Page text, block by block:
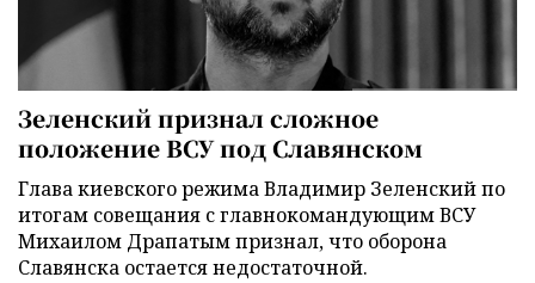
Зеленский признал сложное
положение ВСУ под Славянском
Глава киевского режима Владимир Зеленский по
итогам совещания с главнокомандующим ВСУ
Михаилом Драпатым признал, что оборона
Славянска остается недостаточной.